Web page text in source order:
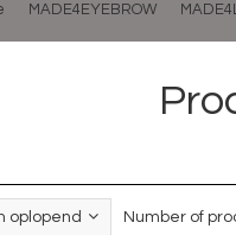
MADE4EYEBROW
oplopend Number of